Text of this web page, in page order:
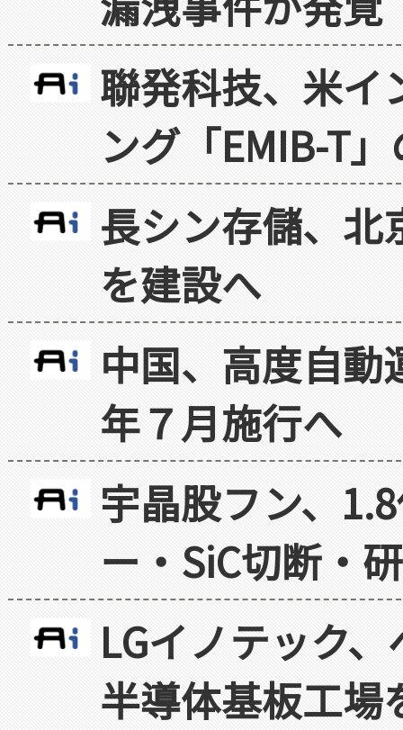
聯発科技、米イ
ング「EMIB-T
長シン存儲、北
を建設へ
中国、高度自
年７月施行へ
宇晶股フン、
ー・SiC切断・
LGイノテック
半導体基板工場